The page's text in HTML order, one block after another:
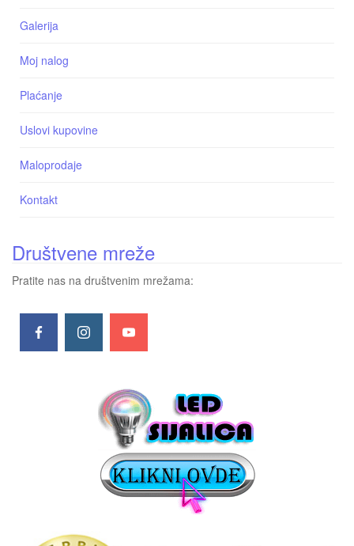
Galerija
Moj nalog
Plaćanje
Uslovi kupovine
Maloprodaje
Kontakt
Društvene mreže
Pratite nas na društvenim mrežama: